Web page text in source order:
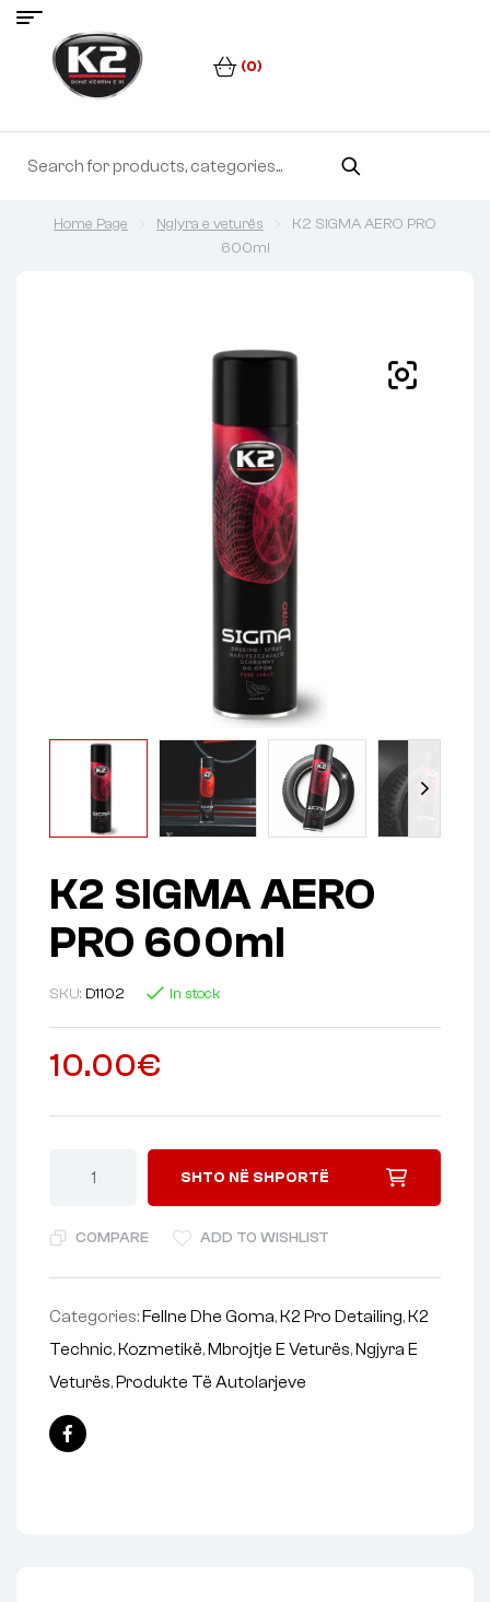
(0)
Home Page Ngjyra e veturës
K2 SIGMA AERO PRO
600ml
K2 SIGMA AERO
PRO 600ml
SKU: D1102 In stock
10.00€
SHTO NË SHPORTË
COMPARE ADD TO WISHLIST
Categories:Fellne Dhe Goma,K2 Pro Detailing,K2
Technic,Kozmetikë,Mbrojtje E Veturës,Ngjyra E
Veturës,Produkte Të Autolarjeve
Facebook